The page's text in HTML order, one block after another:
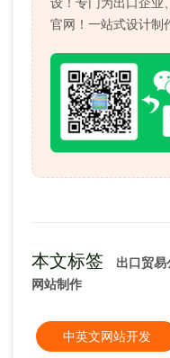
设！专门为出口企业
官网！一站式设计制
本文标签
出口贸
网站制作
中英文网站开发